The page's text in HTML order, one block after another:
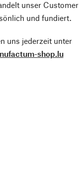
unser Customer
und fundiert.
uns jederzeit unter
shop.lu